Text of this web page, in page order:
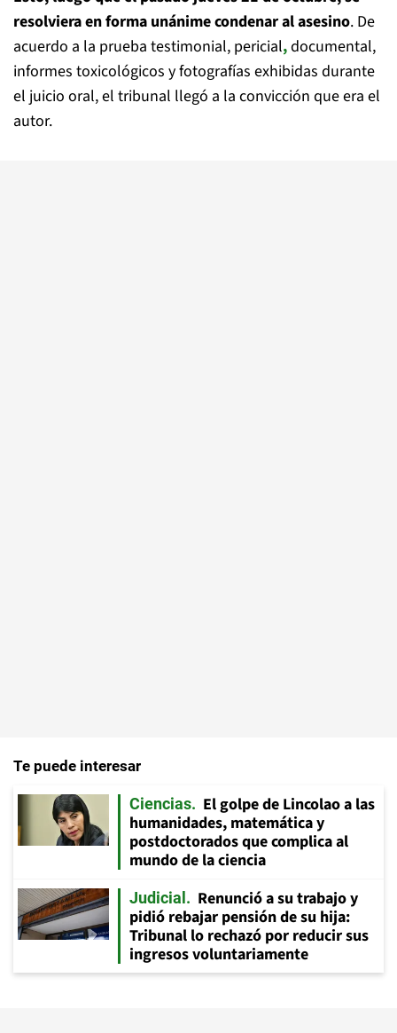
resolviera en forma unánime condenar al asesino. De
acuerdo a la prueba testimonial, pericial,documental,
informes toxicológicos y fotografías exhibidas durante
el juicio oral, el tribunal llegó a la convicción que era el
autor.
Te puede interesar
Ciencias
El golpe de Lincolao a las
humanidades, matemática y
postdoctorados que complica al
mundo de la ciencia
Judicial
Renunció a su trabajo y
pidió rebajar pensión de su hija:
Tribunal lo rechazó por reducir sus
ingresos voluntariamente